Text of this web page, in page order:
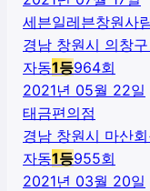
세븐일레븐창원사
경남 창원시 의창
자동1등964회
2021년 05월 22일
태금편의점
경남 창원시 마산
자동1등955회
2021년 03월 20일